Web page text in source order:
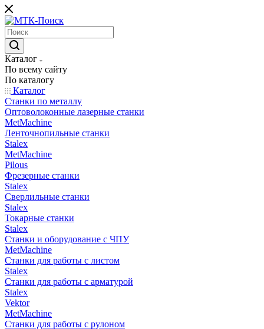
Каталог
По всему сайту
По каталогу
Каталог
Станки по металлу
Оптоволоконные лазерные станки
MetMachine
Ленточнопильные станки
Stalex
MetMachine
Pilous
Фрезерные станки
Stalex
Сверлильные станки
Stalex
Токарные станки
Stalex
Станки и оборудование с ЧПУ
MetMachine
Станки для работы с листом
Stalex
Станки для работы с арматурой
Stalex
Vektor
MetMachine
Станки для работы с рулоном